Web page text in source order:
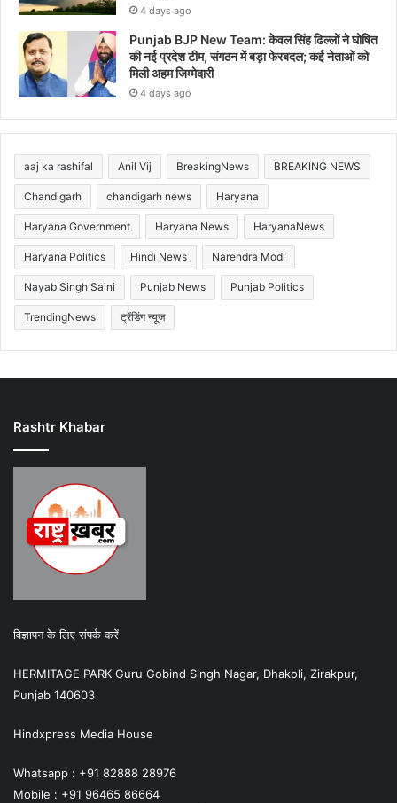
4 days ago
Punjab BJP New Team: केवल सिंह ढिल्लों ने घोषित
की नई प्रदेश टीम, संगठन में बड़ा फेरबदल; कई नेताओं को
मिली अहम जिम्मेदारी
4 days ago
aaj ka rashifal Anil Vij BreakingNews BREAKING NEWS
Chandigarh chandigarh news Haryana
Haryana Government Haryana News HaryanaNews
Haryana Politics Hindi News Narendra Modi
Nayab Singh Saini Punjab News Punjab Politics
TrendingNews ट्रेंडिंग न्यूज
Rashtr Khabar
विज्ञापन के लिए संपर्क करें
HERMITAGE PARK Guru Gobind Singh Nagar, Dhakoli, Zirakpur,
Punjab 140603
Hindxpress Media House
Whatsapp : +91 82888 28976
Mobile : +91 96465 86664